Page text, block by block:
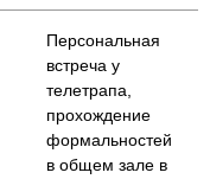
Персональная
встреча у
телетрапа,
прохождение
формальностей
в общем зале в